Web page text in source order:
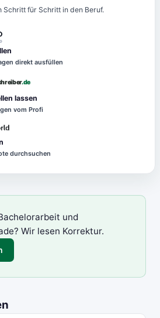
für Schritt in den Beruf.
direkt ausfüllen
.de
lassen
vom Profi
durchsuchen
und
Wir lesen Korrektur.